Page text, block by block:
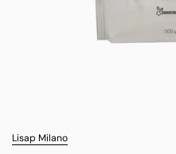
Lisap Milano